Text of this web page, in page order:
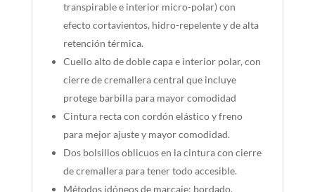
transpirable e interior micro-polar) con
efecto cortavientos, hidro-repelente y de alta
retención térmica.
Cuello alto de doble capa e interior polar, con
cierre de cremallera central que incluye
protege barbilla para mayor comodidad
Cintura recta con cordón elástico y freno
para mejor ajuste y mayor comodidad.
Dos bolsillos oblicuos en la cintura con cierre
de cremallera para tener todo accesible.
Métodos idóneos de marcaje: bordado,